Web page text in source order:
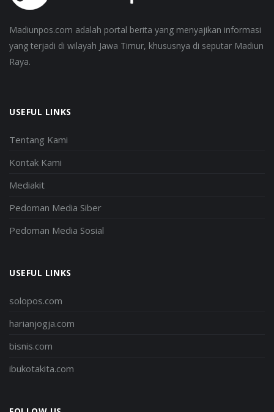
Madiunpos.com adalah portal berita yang menyajikan informasi
yang terjadi di wilayah Jawa Timur, khususnya di seputar Madiun
Raya.
USEFUL LINKS
Tentang Kami
Kontak Kami
Mediakit
Pedoman Media Siber
Pedoman Media Sosial
USEFUL LINKS
solopos.com
harianjogja.com
bisnis.com
ibukotakita.com